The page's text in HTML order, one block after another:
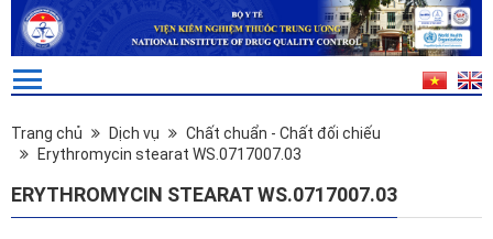
Trang chủ Dịch vụ
Chất chuẩn - Chất đối chiếu
Erythromycin stearat WS.0717007.03
ERYTHROMYCIN STEARAT WS.0717007.03